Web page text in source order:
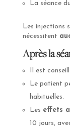
La séance
Les injections
nécessitent
Après la
Il est
Le patient
habituelles.
Les effets
10 jours,